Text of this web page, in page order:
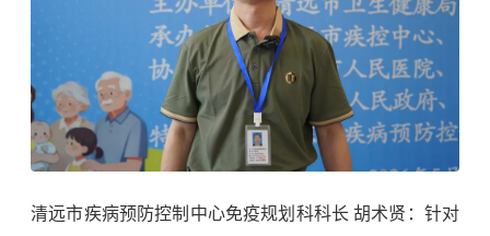
清远市疾病预防控制中心免疫规划科科长 胡术贤：针对